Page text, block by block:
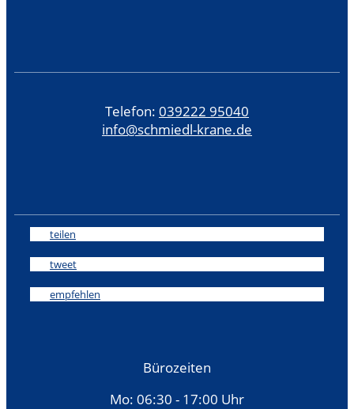
Telefon: 039222 95040
info@schmiedl-krane.de
teilen
tweet
empfehlen
Bürozeiten
Mo: 06:30 - 17:00 Uhr